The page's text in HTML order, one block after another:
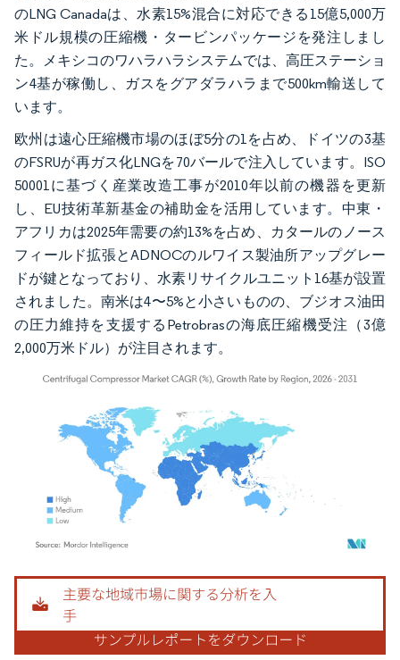
のLNG Canadaは、水素15%混合に対応できる15億5,000万
米ドル規模の圧縮機・タービンパッケージを発注しまし
た。メキシコのワハラハラシステムでは、高圧ステーショ
ン4基が稼働し、ガスをグアダラハラまで500km輸送して
います。
欧州は遠心圧縮機市場のほぼ5分の1を占め、ドイツの3基
のFSRUが再ガス化LNGを70バールで注入しています。ISO
50001に基づく産業改造工事が2010年以前の機器を更新
し、EU技術革新基金の補助金を活用しています。中東・
アフリカは2025年需要の約13%を占め、カタールのノース
フィールド拡張とADNOCのルワイス製油所アップグレー
ドが鍵となっており、水素リサイクルユニット16基が設置
されました。南米は4〜5%と小さいものの、ブジオス油田
の圧力維持を支援するPetrobrasの海底圧縮機受注（3億
2,000万米ドル）が注目されます。
画像 © Mordor Intelligence。再利用にはCC BY 4.0の表示が必要です。